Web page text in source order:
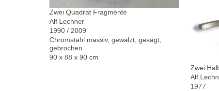
Zwei Quadrat Fragmente
Alf Lechner
1990 / 2009
Chromstahl massiv, gewalzt, gesägt,
gebrochen
90 x 88 x 90 cm
Zwei
Alf
1977